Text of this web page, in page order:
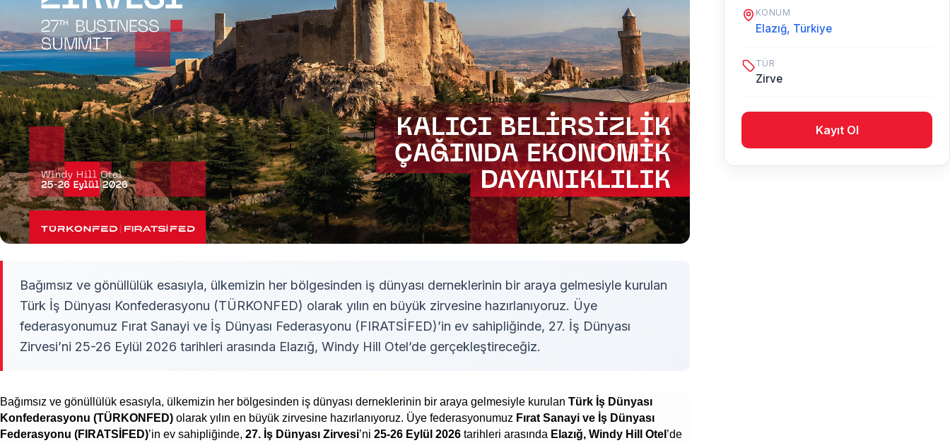
Bağımsız ve gönüllülük esasıyla, ülkemizin her bölgesinden iş dünyası derneklerinin bir araya gelmesiyle kurulan
Türk İş Dünyası Konfederasyonu (TÜRKONFED) olarak yılın en büyük zirvesine hazırlanıyoruz. Üye
federasyonumuz Fırat Sanayi ve İş Dünyası Federasyonu (FIRATSİFED)’in ev sahipliğinde, 27. İş Dünyası
Zirvesi’ni 25-26 Eylül 2026 tarihleri arasında Elazığ, Windy Hill Otel’de gerçekleştireceğiz.
Bağımsız ve gönüllülük esasıyla, ülkemizin her bölgesinden iş dünyası derneklerinin bir araya gelmesiyle kurulan Türk İş Dünyası
Konfederasyonu (TÜRKONFED) olarak yılın en büyük zirvesine hazırlanıyoruz. Üye federasyonumuz Fırat Sanayi ve İş Dünyası
Federasyonu (FIRATSİFED)’in ev sahipliğinde, 27. İş Dünyası Zirvesi’ni 25-26 Eylül 2026 tarihleri arasında Elazığ, Windy Hill Otel ’de
KONUM
Elazığ, Türkiye
TÜR
Zirve
Kayıt Ol